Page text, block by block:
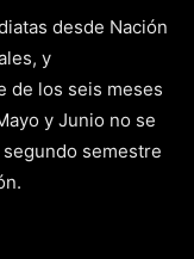
desde Nación
y
de los seis meses
y Junio no se
semestre